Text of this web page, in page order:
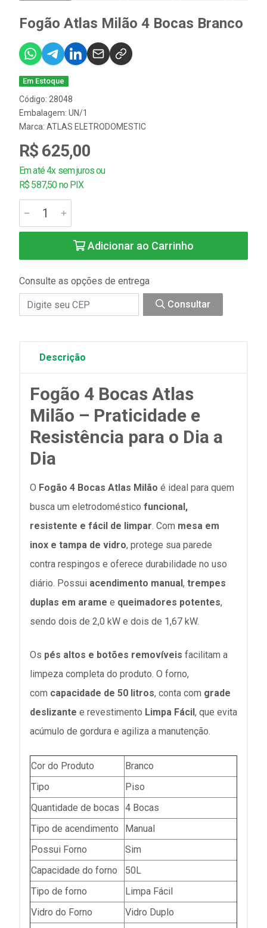
Fogão Atlas Milão 4 Bocas Branco
Em Estoque
Código: 28048
Embalagem: UN/1
Marca: ATLAS ELETRODOMESTIC
R$ 625,00
Em até 4x sem juros ou
R$ 587,50 no PIX
Adicionar ao Carrinho
Consulte as opções de entrega
Consultar
Descrição
Fogão 4 Bocas Atlas
Milão – Praticidade e
Resistência para o Dia a
Dia
O Fogão 4 Bocas Atlas Milão é ideal para quem
busca um eletrodoméstico funcional,
resistente e fácil de limpar. Com mesa em
inox e tampa de vidro, protege sua parede
contra respingos e oferece durabilidade no uso
diário. Possui acendimento manual, trempes
duplas em arame e queimadores potentes,
sendo dois de 2,0 kW e dois de 1,67 kW.
Os pés altos e botões removíveis facilitam a
limpeza completa do produto. O forno,
com capacidade de 50 litros, conta com grade
deslizante e revestimento Limpa Fácil, que evita
acúmulo de gordura e agiliza a manutenção.
Cor do Produto
Branco
Tipo
Piso
Quantidade de bocas 4 Bocas
Tipo de acendimento
Manual
Possui Forno
Sim
Capacidade do forno
50L
Tipo de forno
Limpa Fácil
Vidro do Forno
Vidro Duplo